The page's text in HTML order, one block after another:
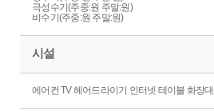
극성수기(주중:원 주말:원)
비수기(주중:원 주말:원)
시설
에어컨 TV 헤어드라이기 인터넷 테이블 화장